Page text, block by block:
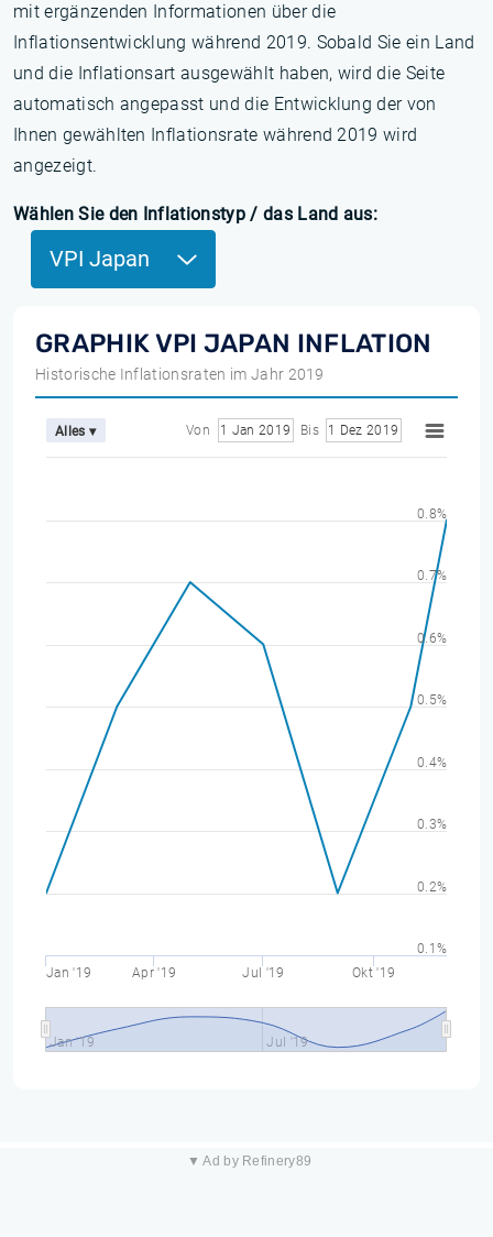
mit ergänzenden Informationen über die
Inflationsentwicklung während 2019. Sobald Sie ein Land
und die Inflationsart ausgewählt haben, wird die Seite
automatisch angepasst und die Entwicklung der von
Ihnen gewählten Inflationsrate während 2019 wird
angezeigt.
Wählen Sie den Inflationstyp / das Land aus:
VPI Japan
GRAPHIK VPI JAPAN INFLATION
Historische Inflationsraten im Jahr 2019
Alles ▾ Von 1 Jan 2019 Bis 1 Dez 2019
Jan '19 Apr '19 Jul '19 Okt '19
Jan '19 Jul '19
0.1%
0.2%
0.3%
0.4%
0.5%
0.6%
0.7%
0.8%
▼ Ad by Refinery89